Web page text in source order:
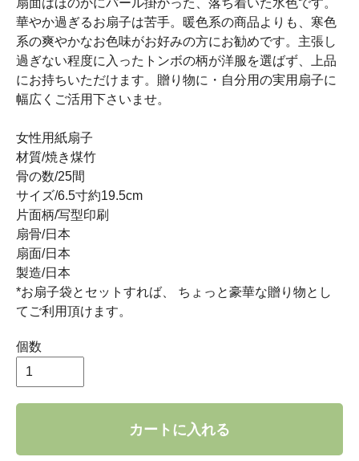
扇面はほのかにパール掛かった、落ち着いた水色です。
華やか過ぎるお扇子は苦手。暖色系の商品よりも、寒色
系の爽やかなお色味がお好みの方にお勧めです。主張し
過ぎない程度に入ったトンボの柄が洋服を選ばず、上品
にお持ちいただけます。贈り物に・自分用の実用扇子に
幅広くご活用下さいませ。
女性用紙扇子
材質/焼き煤竹
骨の数/25間
サイズ/6.5寸約19.5cm
片面柄/写型印刷
扇骨/日本
扇面/日本
製造/日本
*お扇子袋とセットすれば、 ちょっと豪華な贈り物とし
てご利用頂けます。
個数
カートに入れる